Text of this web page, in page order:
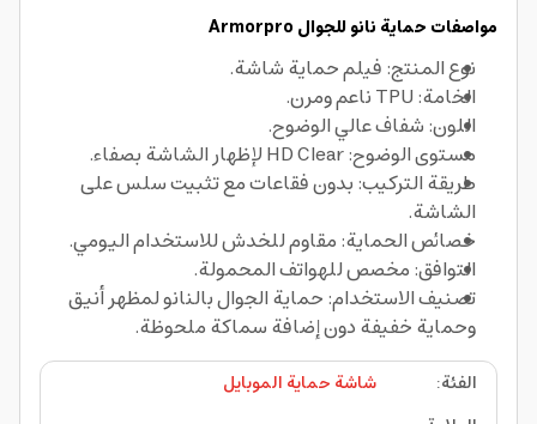
مواصفات حماية نانو للجوال Armorpro
نوع المنتج: فيلم حماية شاشة.
الخامة: TPU ناعم ومرن.
اللون: شفاف عالي الوضوح.
مستوى الوضوح: HD Clear لإظهار الشاشة بصفاء.
طريقة التركيب: بدون فقاعات مع تثبيت سلس على
الشاشة.
خصائص الحماية: مقاوم للخدش للاستخدام اليومي.
التوافق: مخصص للهواتف المحمولة.
تصنيف الاستخدام: حماية الجوال بالنانو لمظهر أنيق
وحماية خفيفة دون إضافة سماكة ملحوظة.
الفئة:
شاشة حماية الموبايل